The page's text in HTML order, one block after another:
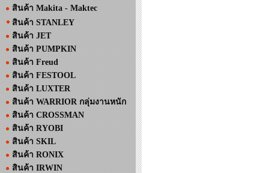
สินค้า Makita - Maktec
สินค้า STANLEY
สินค้า JET
สินค้า PUMPKIN
สินค้า Freud
สินค้า FESTOOL
สินค้า LUXTER
สินค้า WARRIOR กลุ่มงานหนัก
สินค้า CROSSMAN
สินค้า RYOBI
สินค้า SKIL
สินค้า RONIX
สินค้า IRWIN